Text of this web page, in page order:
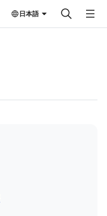
日本語